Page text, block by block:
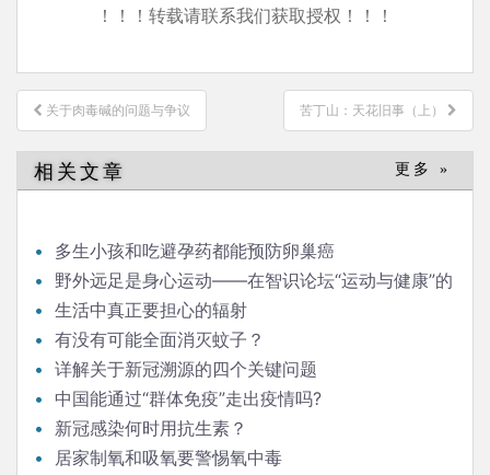
！！！转载请联系我们获取授权！！！
文
章
导
航
关于肉毒碱的问题与争议 苦丁山：天花旧事（上）
相关文章 更多 »
多生小孩和吃避孕药都能预防卵巢癌
野外远足是身心运动——在智识论坛“运动与健康”的
发言生活中真正要担心的辐射
有没有可能全面消灭蚊子？
详解关于新冠溯源的四个关键问题
中国能通过“群体免疫”走出疫情吗?
新冠感染何时用抗生素？
居家制氧和吸氧要警惕氧中毒